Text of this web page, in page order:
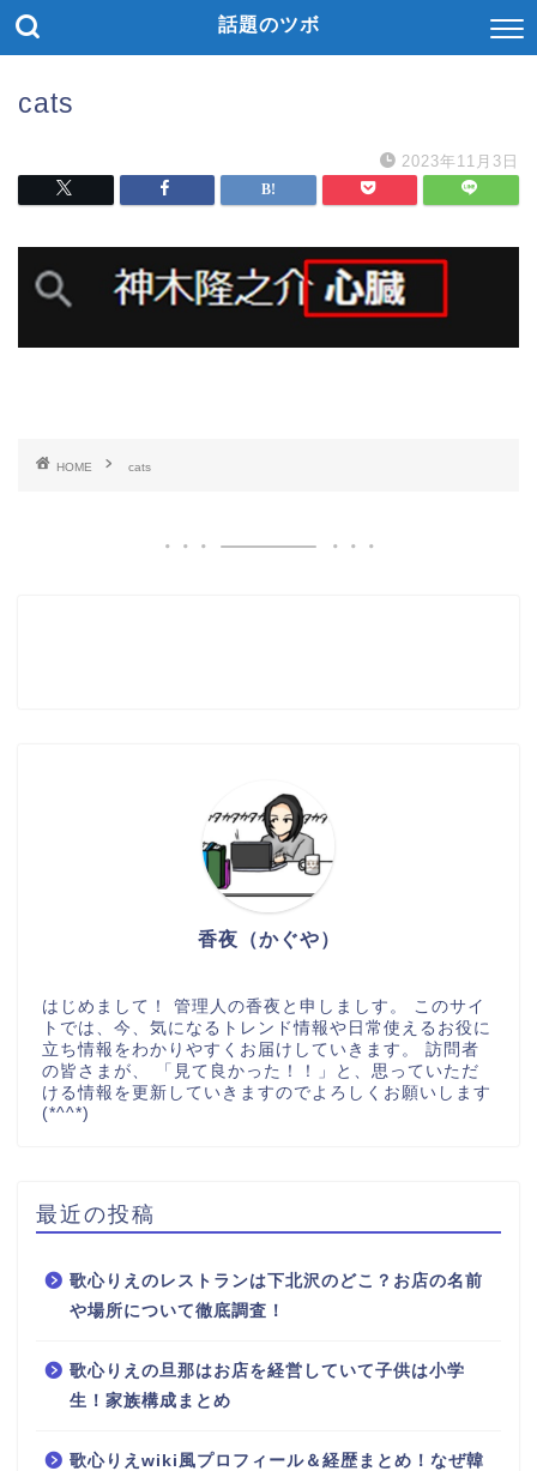
話題のツボ
cats
2023年11月3日
HOME cats
香夜（かぐや）
はじめまして！ 管理人の香夜と申しましす。 このサイ
トでは、今、気になるトレンド情報や日常使えるお役に
立ち情報をわかりやすくお届けしていきます。 訪問者
の皆さまが、 「見て良かった！！」と、思っていただ
ける情報を更新していきますのでよろしくお願いします
(*^^*)
最近の投稿
歌心りえのレストランは下北沢のどこ？お店の名前
や場所について徹底調査！
歌心りえの旦那はお店を経営していて子供は小学
生！家族構成まとめ
歌心りえwiki風プロフィール＆経歴まとめ！なぜ韓